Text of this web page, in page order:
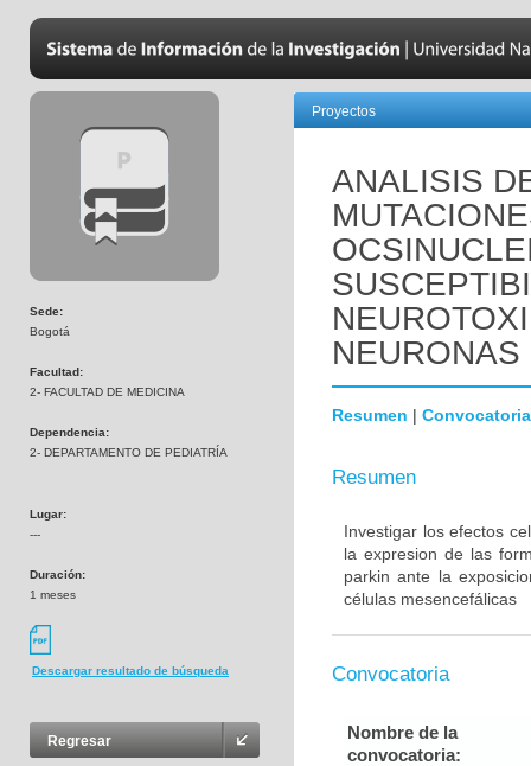
Sede:
Bogotá
Facultad:
2- FACULTAD DE MEDICINA
Dependencia:
2- DEPARTAMENTO DE PEDIATRÍA
Lugar:
---
Duración:
1 meses
Descargar resultado de búsqueda
Regresar
Proyectos
ANALISIS
Resumen | Convocatoria
Resumen
Investigar los efectos
la expresion de las
parkin ante la
células mesencefálicas
Convocatoria
Nombre de la
convocatoria: